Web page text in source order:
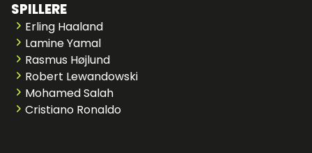
SPILLERE
Erling Haaland
Lamine Yamal
Rasmus Højlund
Robert Lewandowski
Mohamed Salah
Cristiano Ronaldo